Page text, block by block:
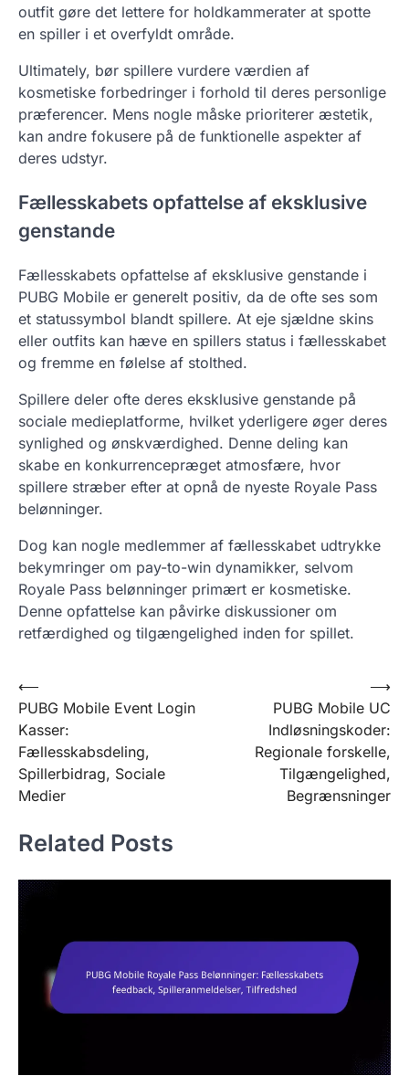
outfit gøre det lettere for holdkammerater at spotte
en spiller i et overfyldt område.
Ultimately, bør spillere vurdere værdien af
kosmetiske forbedringer i forhold til deres personlige
præferencer. Mens nogle måske prioriterer æstetik,
kan andre fokusere på de funktionelle aspekter af
deres udstyr.
Fællesskabets opfattelse af eksklusive
genstande
Fællesskabets opfattelse af eksklusive genstande i
PUBG Mobile er generelt positiv, da de ofte ses som
et statussymbol blandt spillere. At eje sjældne skins
eller outfits kan hæve en spillers status i fællesskabet
og fremme en følelse af stolthed.
Spillere deler ofte deres eksklusive genstande på
sociale medieplatforme, hvilket yderligere øger deres
synlighed og ønskværdighed. Denne deling kan
skabe en konkurrencepræget atmosfære, hvor
spillere stræber efter at opnå de nyeste Royale Pass
belønninger.
Dog kan nogle medlemmer af fællesskabet udtrykke
bekymringer om pay-to-win dynamikker, selvom
Royale Pass belønninger primært er kosmetiske.
Denne opfattelse kan påvirke diskussioner om
retfærdighed og tilgængelighed inden for spillet.
Post
navigation
⟵
PUBG Mobile Event Login
Kasser:
Fællesskabsdeling,
Spillerbidrag, Sociale
Medier
PUBG Mobile UC
Indløsningskoder:
Regionale forskelle,
Tilgængelighed,
Begrænsninger
⟶
Related Posts